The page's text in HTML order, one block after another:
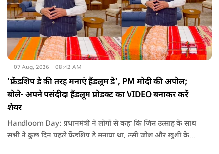
07 Aug, 2026 08:42 AM
'फ्रेंडशिप डे की तरह मनाएं हैंडलूम डे', PM मोदी की अपील;
बोले- अपने पसंदीदा हैंडलूम प्रोडक्ट का VIDEO बनाकर करें
शेयर
Handloom Day: प्रधानमंत्री ने लोगों से कहा कि जिस उत्साह के साथ
सभी ने कुछ दिन पहले फ्रेंडशिप डे मनाया था, उसी जोश और खुशी के